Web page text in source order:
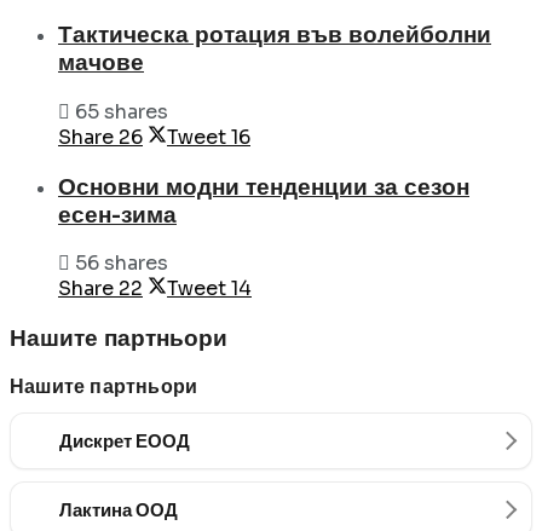
Тактическа ротация във волейболни
мачове
65 shares
Share 26 Tweet16
Основни модни тенденции за сезон
есен-зима
56 shares
Share 22 Tweet14
Нашите партньори
Нашите партньори
Дискрет ЕООД
Лактина ООД